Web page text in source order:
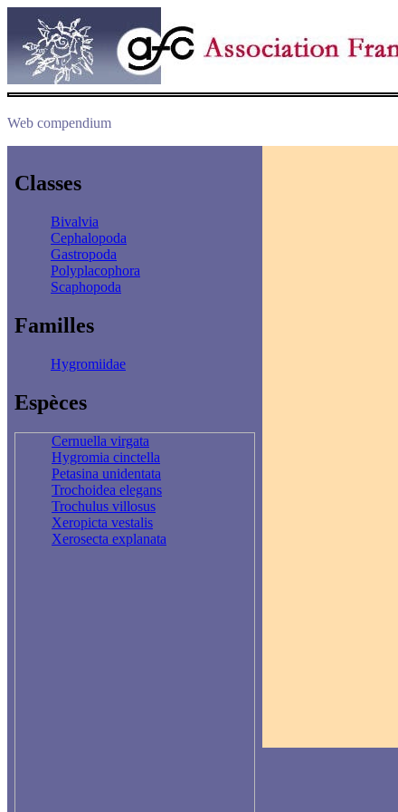
Web compendium
Classes
Bivalvia
Cephalopoda
Gastropoda
Polyplacophora
Scaphopoda
Familles
Hygromiidae
Espèces
Cernuella virgata
Hygromia cinctella
Petasina unidentata
Trochoidea elegans
Trochulus villosus
Xeropicta vestalis
Xerosecta explanata